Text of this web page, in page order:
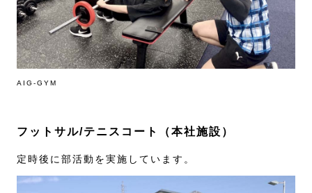
AIG-GYM
フットサル/テニスコート（本社施設）
定時後に部活動を実施しています。